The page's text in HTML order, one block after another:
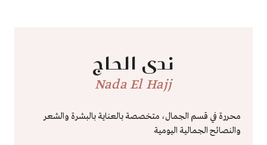
ندى الحاج
Nada El Hajj
محررة في قسم الجمال، متخصصة بالعناية بالبشرة والشعر
والنصائح الجمالية اليومية